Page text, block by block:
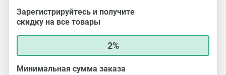
Зарегистрируйтесь и получите
скидку на все товары
2%
Минимальная сумма заказа